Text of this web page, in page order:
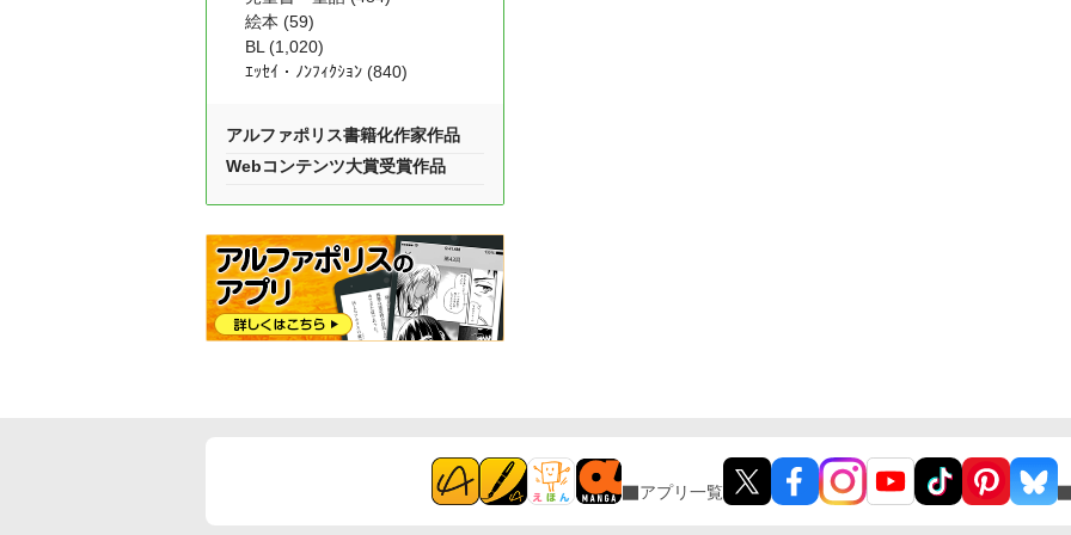
絵本 (59)
BL (1,020)
ｴｯｾｲ・ﾉﾝﾌｨｸｼｮﾝ (840)
アルファポリス書籍化作家作品
Webコンテンツ大賞受賞作品
アプリ一覧